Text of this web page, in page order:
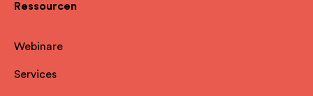
Ressourcen
Webinare
Services